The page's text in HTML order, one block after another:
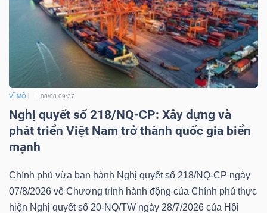
VĨ MÔ 08/08 09:37
Nghị quyết số 218/NQ-CP: Xây dựng và
phát triển Việt Nam trở thành quốc gia biển
mạnh
Chính phủ vừa ban hành Nghị quyết số 218/NQ-CP ngày
07/8/2026 về Chương trình hành động của Chính phủ thực
hiện Nghị quyết số 20-NQ/TW ngày 28/7/2026 của Hội